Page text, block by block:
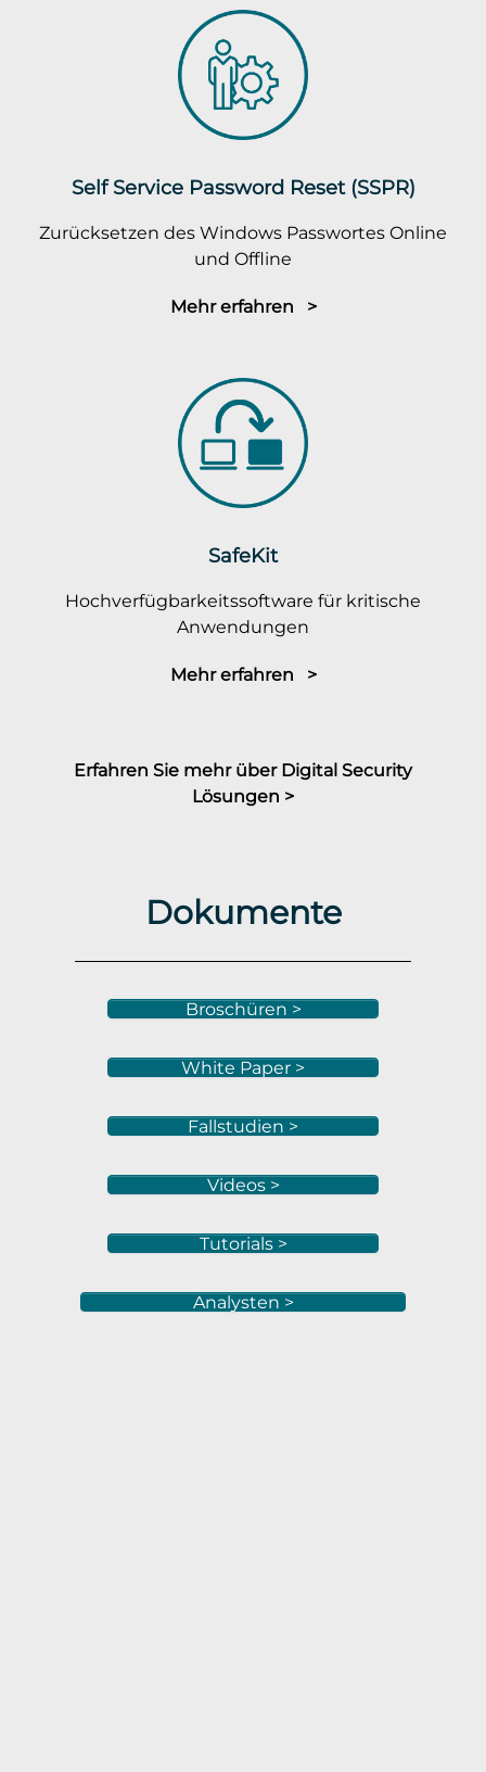
Self Service Password Reset (SSPR)
Zurücksetzen des Windows Passwortes Online
und Offline
Mehr erfahren >
SafeKit
Hochverfügbarkeitssoftware für kritische
Anwendungen
Mehr erfahren >
Erfahren Sie mehr über Digital Security
Lösungen >
Dokumente
Broschüren >
White Paper >
Fallstudien >
Videos >
Tutorials >
Analysten >